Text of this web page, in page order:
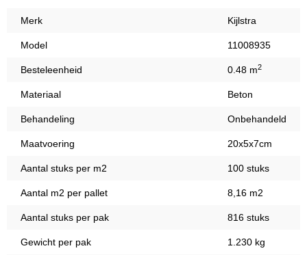
Merk Kijlstra
Model 11008935
Besteleenheid 0.48 m2
Materiaal Beton
Behandeling Onbehandeld
Maatvoering 20x5x7cm
Aantal stuks per m2 100 stuks
Aantal m2 per pallet 8,16 m2
Aantal stuks per pak 816 stuks
Gewicht per pak 1.230 kg